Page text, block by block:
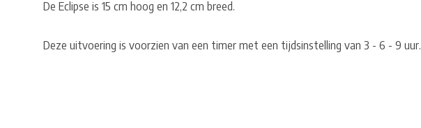
De Eclipse is 15 cm hoog en 12,2 cm breed.
Deze uitvoering is voorzien van een timer met een tijdsinstelling van 3 - 6 - 9 uur.